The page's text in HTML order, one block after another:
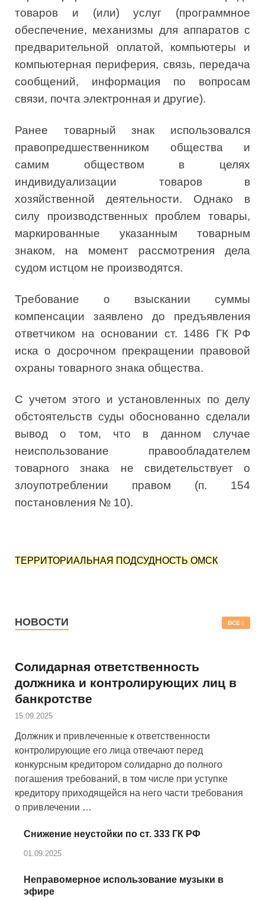
товаров и (или) услуг (программное
обеспечение, механизмы для аппаратов с
предварительной оплатой, компьютеры и
компьютерная периферия, связь, передача
сообщений, информация по вопросам
связи, почта электронная и другие).
Ранее товарный знак использовался
правопредшественником общества и
самим обществом в целях
индивидуализации товаров в
хозяйственной деятельности. Однако в
силу производственных проблем товары,
маркированные указанным товарным
знаком, на момент рассмотрения дела
судом истцом не производятся.
Требование о взыскании суммы
компенсации заявлено до предъявления
ответчиком на основании ст. 1486 ГК РФ
иска о досрочном прекращении правовой
охраны товарного знака общества.
С учетом этого и установленных по делу
обстоятельств суды обоснованно сделали
вывод о том, что в данном случае
неиспользование правообладателем
товарного знака не свидетельствует о
злоупотреблении правом (п. 154
постановления № 10).
ТЕРРИТОРИАЛЬНАЯ ПОДСУДНОСТЬ ОМСК
НОВОСТИ ВСЕ
Солидарная ответственность
должника и контролирующих лиц в
банкротстве
15.09.2025
Должник и привлеченные к ответственности
контролирующие его лица отвечают перед
конкурсным кредитором солидарно до полного
погашения требований, в том числе при уступке
кредитору приходящейся на него части требования
о привлечении …
Снижение неустойки по ст. 333 ГК РФ
01.09.2025
Неправомерное использование музыки в
эфире